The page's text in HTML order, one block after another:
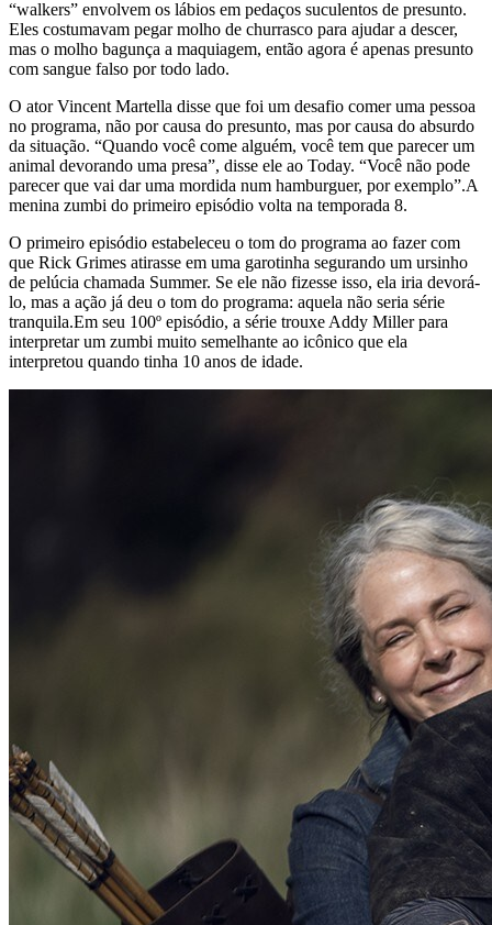
“walkers” envolvem os lábios em pedaços suculentos de presunto.
Eles costumavam pegar molho de churrasco para ajudar a descer,
mas o molho bagunça a maquiagem, então agora é apenas presunto
com sangue falso por todo lado.
O ator Vincent Martella disse que foi um desafio comer uma pessoa
no programa, não por causa do presunto, mas por causa do absurdo
da situação. “Quando você come alguém, você tem que parecer um
animal devorando uma presa”, disse ele ao Today. “Você não pode
parecer que vai dar uma mordida num hamburguer, por exemplo”.A
menina zumbi do primeiro episódio volta na temporada 8.
O primeiro episódio estabeleceu o tom do programa ao fazer com
que Rick Grimes atirasse em uma garotinha segurando um ursinho
de pelúcia chamada Summer. Se ele não fizesse isso, ela iria devorá-
lo, mas a ação já deu o tom do programa: aquela não seria série
tranquila.Em seu 100º episódio, a série trouxe Addy Miller para
interpretar um zumbi muito semelhante ao icônico que ela
interpretou quando tinha 10 anos de idade.